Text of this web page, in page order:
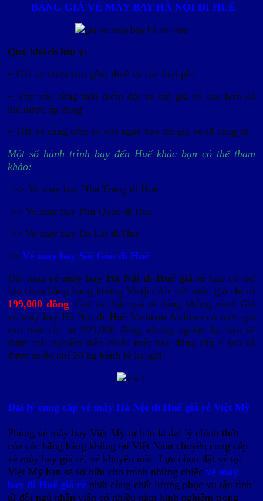
BẢNG GIÁ VÉ MÁY BAY HÀ NỘI ĐI HUẾ
Quý khách lưu ý:
+ Giá vé chưa bao gồm thuế và các loại phí
+ Tùy vào từng thời điểm đặt vé mà giá vé cao hơn có
thể được áp dụng
+ Đặt vé càng sớm so với ngày bay thì giá vé sẽ càng rẻ.
Một số hành trình bay đến Huế khác bạn có thể tham
khảo:
>> Ve may bay Nha Trang đi Hue
>> Ve may bay Phu Quoc di Hue
>> Ve may bay Da Lat di Hue
>> Vé máy bay Sài Gòn đi Huế
Đặt muavé máy bay Hà Nội đi Huế giá rẻ bạn có thể
lựa chọn hãng hàng không Vietjet Air với mức giá chỉ từ
199,000 đồng. Giá vé thật quá rẻ đúng không nào? Giá
vé máy bay Hà Nội đi Huế Vietnam Airlines có mức giá
cao hơn chỉ từ 599,000 đồng nhưng ngược lại bạn sẽ
được trải nghiệm trên chiếc máy bay đẳng cấp 4 sao và
được miễn phí 20 kg hành lý ky gửi.
Đại lý cung cấp vé máy Hà Nội đi Huế giá rẻ Việt Mỹ
Phòng vé máy bay Việt Mỹ tự hào là đại lý chính thức
của các hãng hàng không tại Việt Nam chuyên cung cấp
vé máy bay giá rẻ, vé khuyến mãi. Lựa chọn đặt vé tại
Việt Mỹ bạn sẽ sở hữu cho mình những chiếc vé máy
bay đi Huế giá rẻ nhất cùng chất lượng phục vụ tận tình
từ đội ngũ nhân viên có nhiều năm kinh nghiệm trong